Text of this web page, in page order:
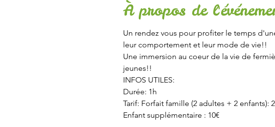
À propos de
Un rendez vous pour profiter le temps
leur comportement et leur mode de vie!!
Une immersion au coeur de la vie de
jeunes!!
INFOS UTILES:
Durée: 1h
Tarif: Forfait famille (2 adultes + 2 enfants):
Enfant supplémentaire : 10€